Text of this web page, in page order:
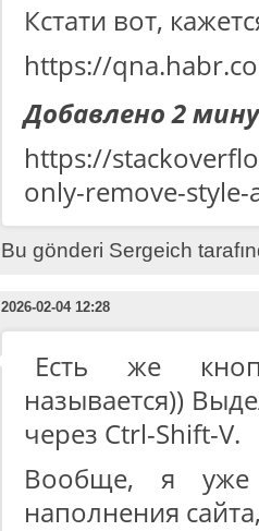
Кстати вот,
https://
Добавлено 2
https://
only-remove-
Bu gönderi Sergeich
2026-02-04 12:28
Есть же
называется))
через Ctrl-Shift-V.
Вообще, я уже
наполнения